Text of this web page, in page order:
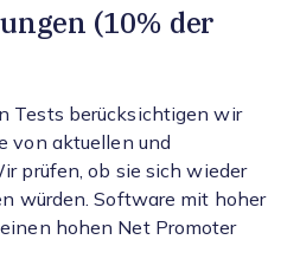
(10% der
Tests berücksichtigen wir
von aktuellen und
prüfen, ob sie sich wieder
würden. Software mit hoher
hohen Net Promoter